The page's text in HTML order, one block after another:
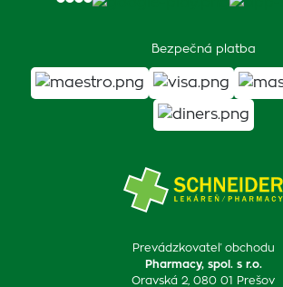
Prevádzkovateľ obchodu
Pharmacy, spol. s r.o.
Oravská 2, 080 01 Prešov
Bezpečná platba